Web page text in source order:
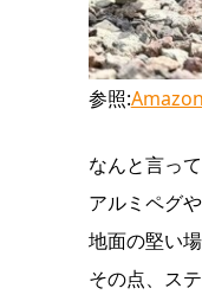
参照:Amazon
なんと言っ
アルミペグ
地面の堅い
その点、ス